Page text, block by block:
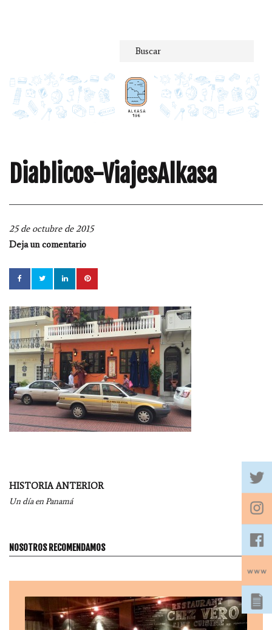
Diablicos-ViajesAlkasa
25 de octubre de 2015
Deja un comentario
Navegación
por
HISTORIA ANTERIOR
Un día en Panamá
NOSOTROS RECOMENDAMOS